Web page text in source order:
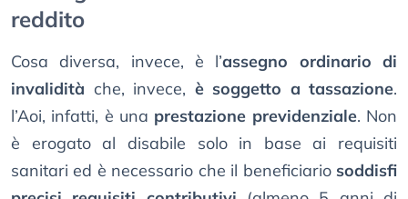
reddito
Cosa diversa, invece, è l’assegno ordinario di
invalidità che, invece, è soggetto a tassazione.
l’Aoi, infatti, è una prestazione previdenziale. Non
è erogato al disabile solo in base ai requisiti
sanitari ed è necessario che il beneficiario soddisfi